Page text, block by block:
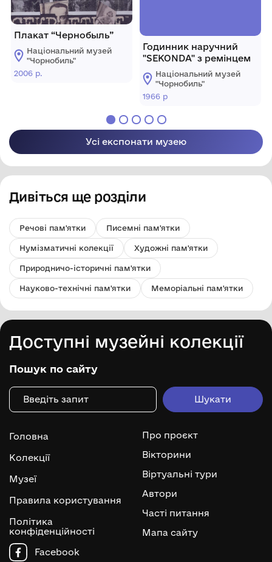
Плакат “Чернобыль”
Національний музей
"Чорнобиль"
2006 р.
Годинник наручний
"SEKONDA" з ремінцем
Національний музей
"Чорнобиль"
1966 р
Усі експонати музею
Дивіться ще розділи
Речові пам'ятки Писемні пам'ятки
Нумізматичні колекції Художні пам'ятки
Природничо-історичні пам'ятки
Науково-технічні пам'ятки Меморіальні пам'ятки
Доступні музейні колекції
Пошук по сайту
Головна
Колекції
Музеї
Правила користування
Політика
конфіденційності
Про проєкт
Вікторини
Віртуальні тури
Автори
Часті питання
Мапа сайту
Facebook